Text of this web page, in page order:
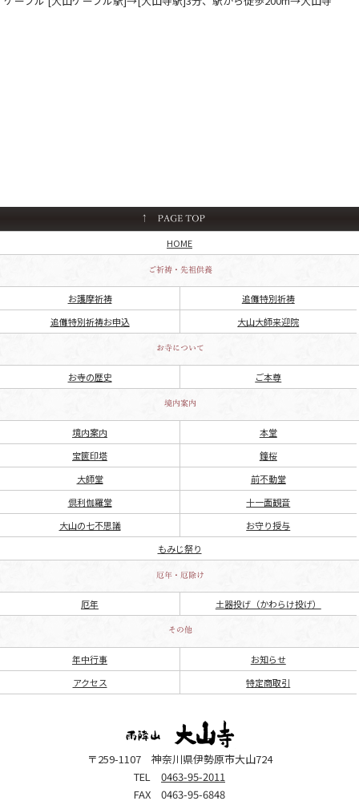
HOME
お護摩祈祷
追儺特別祈祷
追儺特別祈祷お申込
大山大師来迎院
お寺の歴史 ご本尊
境内案内
本堂
宝篋印塔
鐘桜
大師堂
前不動堂
倶利伽羅堂
十一面観音
大山の七不思議
お守り授与
もみじ祭り
厄年 土器投げ（かわらけ投げ）
年中行事
お知らせ
アクセス
特定商取引
〒259-1107 神奈川県伊勢原市大山724
TEL 0463-95-2011
FAX 0463-95-6848